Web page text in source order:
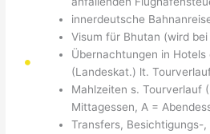
innerdeutsche
Visum für Bhutan (wird
Übernachtungen in
(Landeskat.) lt.
Mahlzeiten s. Tourverlauf
Mittagessen, A =
Transfers, Besichtigungs-